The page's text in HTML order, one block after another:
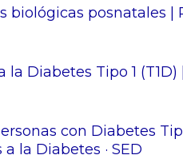
posnatales |
Diabetes Tipo 1
con Diabetes
la Diabetes · SED